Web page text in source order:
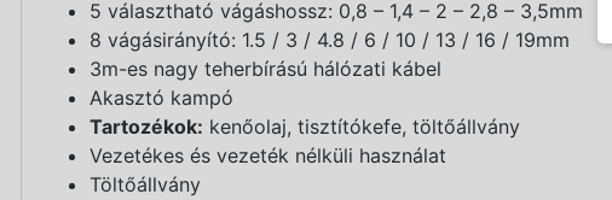
5 választható vágáshossz: 0,8 – 1,4 – 2 – 2,8 – 3,5mm
8 vágásirányító: 1.5 / 3 / 4.8 / 6 / 10 / 13 / 16 / 19mm
3m-es nagy teherbírású hálózati kábel
Akasztó kampó
Tartozékok: kenőolaj, tisztítókefe, töltőállvány
Vezetékes és vezeték nélküli használat
Töltőállvány